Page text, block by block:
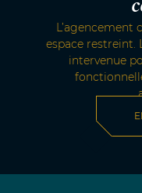
L’agencement
espace restreint.
intervenue